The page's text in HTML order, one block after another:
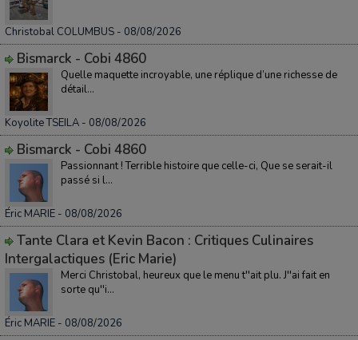
Christobal COLUMBUS - 08/08/2026
Bismarck - Cobi 4860
Quelle maquette incroyable, une réplique d’une richesse de
détail...
Koyolite TSEILA - 08/08/2026
Bismarck - Cobi 4860
Passionnant ! Terrible histoire que celle-ci, Que se serait-il
passé si l...
Éric MARIE - 08/08/2026
Tante Clara et Kevin Bacon : Critiques Culinaires
Intergalactiques (Eric Marie)
Merci Christobal, heureux que le menu t''ait plu. J''ai fait en
sorte qu''i...
Éric MARIE - 08/08/2026